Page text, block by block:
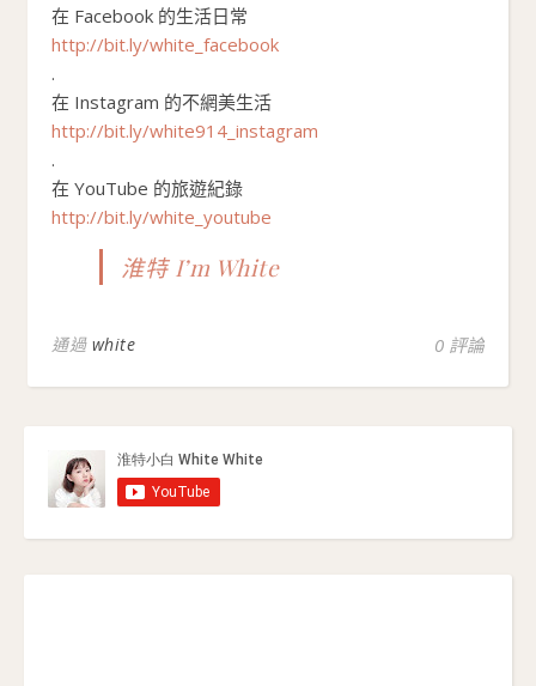
在 Facebook 的生活日常
http://bit.ly/white_facebook
.
在 Instagram 的不網美生活
http://bit.ly/white914_instagram
.
在 YouTube 的旅遊紀錄
http://bit.ly/white_youtube
淮特 I’m White
通過 white 0 評論